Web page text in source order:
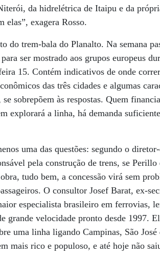
da hidrelétrica de Itaipu e da
elas”, exagera Rosso.
do trem-bala do Planalto. Na semana
ser mostrado aos grupos europeus
15. Contém indicativos de onde
das três cidades e algumas
sobrepõem às respostas. Quem
explorará a linha, há demanda
uma das questões: segundo o
pela construção de trens, se
tudo bem, a concessão virá sem
O consultor Josef Barat, ex-
especialista brasileiro em ferrovias,
grande velocidade pronto desde 1997.
uma linha ligando Campinas, São
mais rico e populoso, e até hoje não